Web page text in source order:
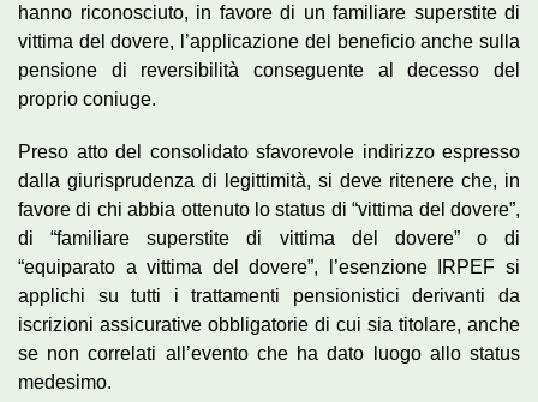
hanno riconosciuto, in favore di un familiare superstite di
vittima del dovere, l’applicazione del beneficio anche sulla
pensione di reversibilità conseguente al decesso del
proprio coniuge.
Preso atto del consolidato sfavorevole indirizzo espresso
dalla giurisprudenza di legittimità, si deve ritenere che, in
favore di chi abbia ottenuto lo status di “vittima del dovere”,
di “familiare superstite di vittima del dovere” o di
“equiparato a vittima del dovere”, l’esenzione IRPEF si
applichi su tutti i trattamenti pensionistici derivanti da
iscrizioni assicurative obbligatorie di cui sia titolare, anche
se non correlati all’evento che ha dato luogo allo status
medesimo.